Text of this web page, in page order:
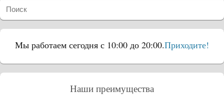
Мы работаем сегодня с 10:00 до 20:00.Приходите!
Наши преимущества